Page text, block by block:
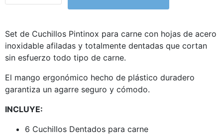
Set de Cuchillos Pintinox para carne con hojas de acero
inoxidable afiladas y totalmente dentadas que cortan
sin esfuerzo todo tipo de carne.
El mango ergonómico hecho de plástico duradero
garantiza un agarre seguro y cómodo.
INCLUYE:
6 Cuchillos Dentados para carne